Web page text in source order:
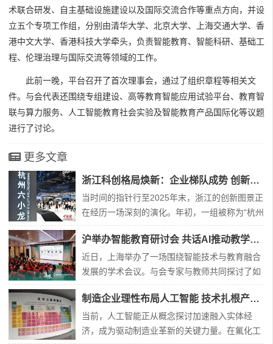
术联合研发、自主基础设施建设以及国际交流合作等重点方向，并设
立五个专项工作组，分别由清华大学、北京大学、上海交通大学、香
港中文大学、香港科技大学牵头，负责智能教育、智能科研、基础工
程、伦理治理与国际交流等领域的工作。
此前一晚，平台召开了首次理事会，通过了组织章程等相关文
件。与会代表还围绕专组建设、高等教育智能应用试验平台、教育智
联与算力服务、人工智能教育社会实验及智能教育产品国际化等议题
进行了讨论。
更多文章
浙江科创格局焕新：企业梯队成势 创新生态跃升
当时间的指针行至2025年末，浙江的创新图景正
在经历一场深刻的演化。年初，一组被称为“杭州
六小龙”的科技企业崭露头角，以其突破性的技术
与市场表现，拉开了这一年的序幕。它们的集体
涌现与稳健成长，不仅成为年度热词，更标志着
一个以高潜力科技企业为主角的发展新篇章已然
开启。然而，故事并未止步于此。在虚拟现实、
智
沪举办智能教育研讨会 共话AI推动教学创新路径
近日，上海举办了一场围绕智能技术与教育融合
发展的学术会议。与会专家与教师共同探讨了如
何借助新兴科技推动教学创新，构建适应数字时
代的教育新环境。本次活动由多家教育研究机
构、学术团体及企业联合筹办。会上，上海市教
育学会负责人指出，人工智能正在深刻改变传统
制造企业理性布局人工智能 技术扎根产业求实效
当前，人工智能正从概念探讨加速融入实体经
济，成为驱动制造业革新的关键力量。在氟化工